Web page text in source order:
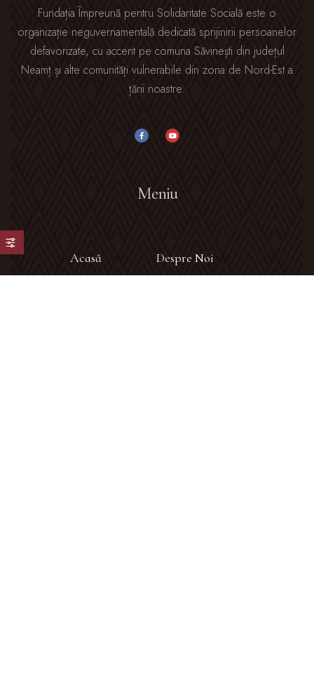
Fundația Împreună pentru Solidaritate Socială este o
organizație neguvernamentală dedicată sprijinirii persoanelor
defavorizate, cu accent pe comuna Săvinești din județul
Neamț și alte comunități vulnerabile din zona de Nord-Est a
țării noastre.
Meniu
Acasă
Despre Noi